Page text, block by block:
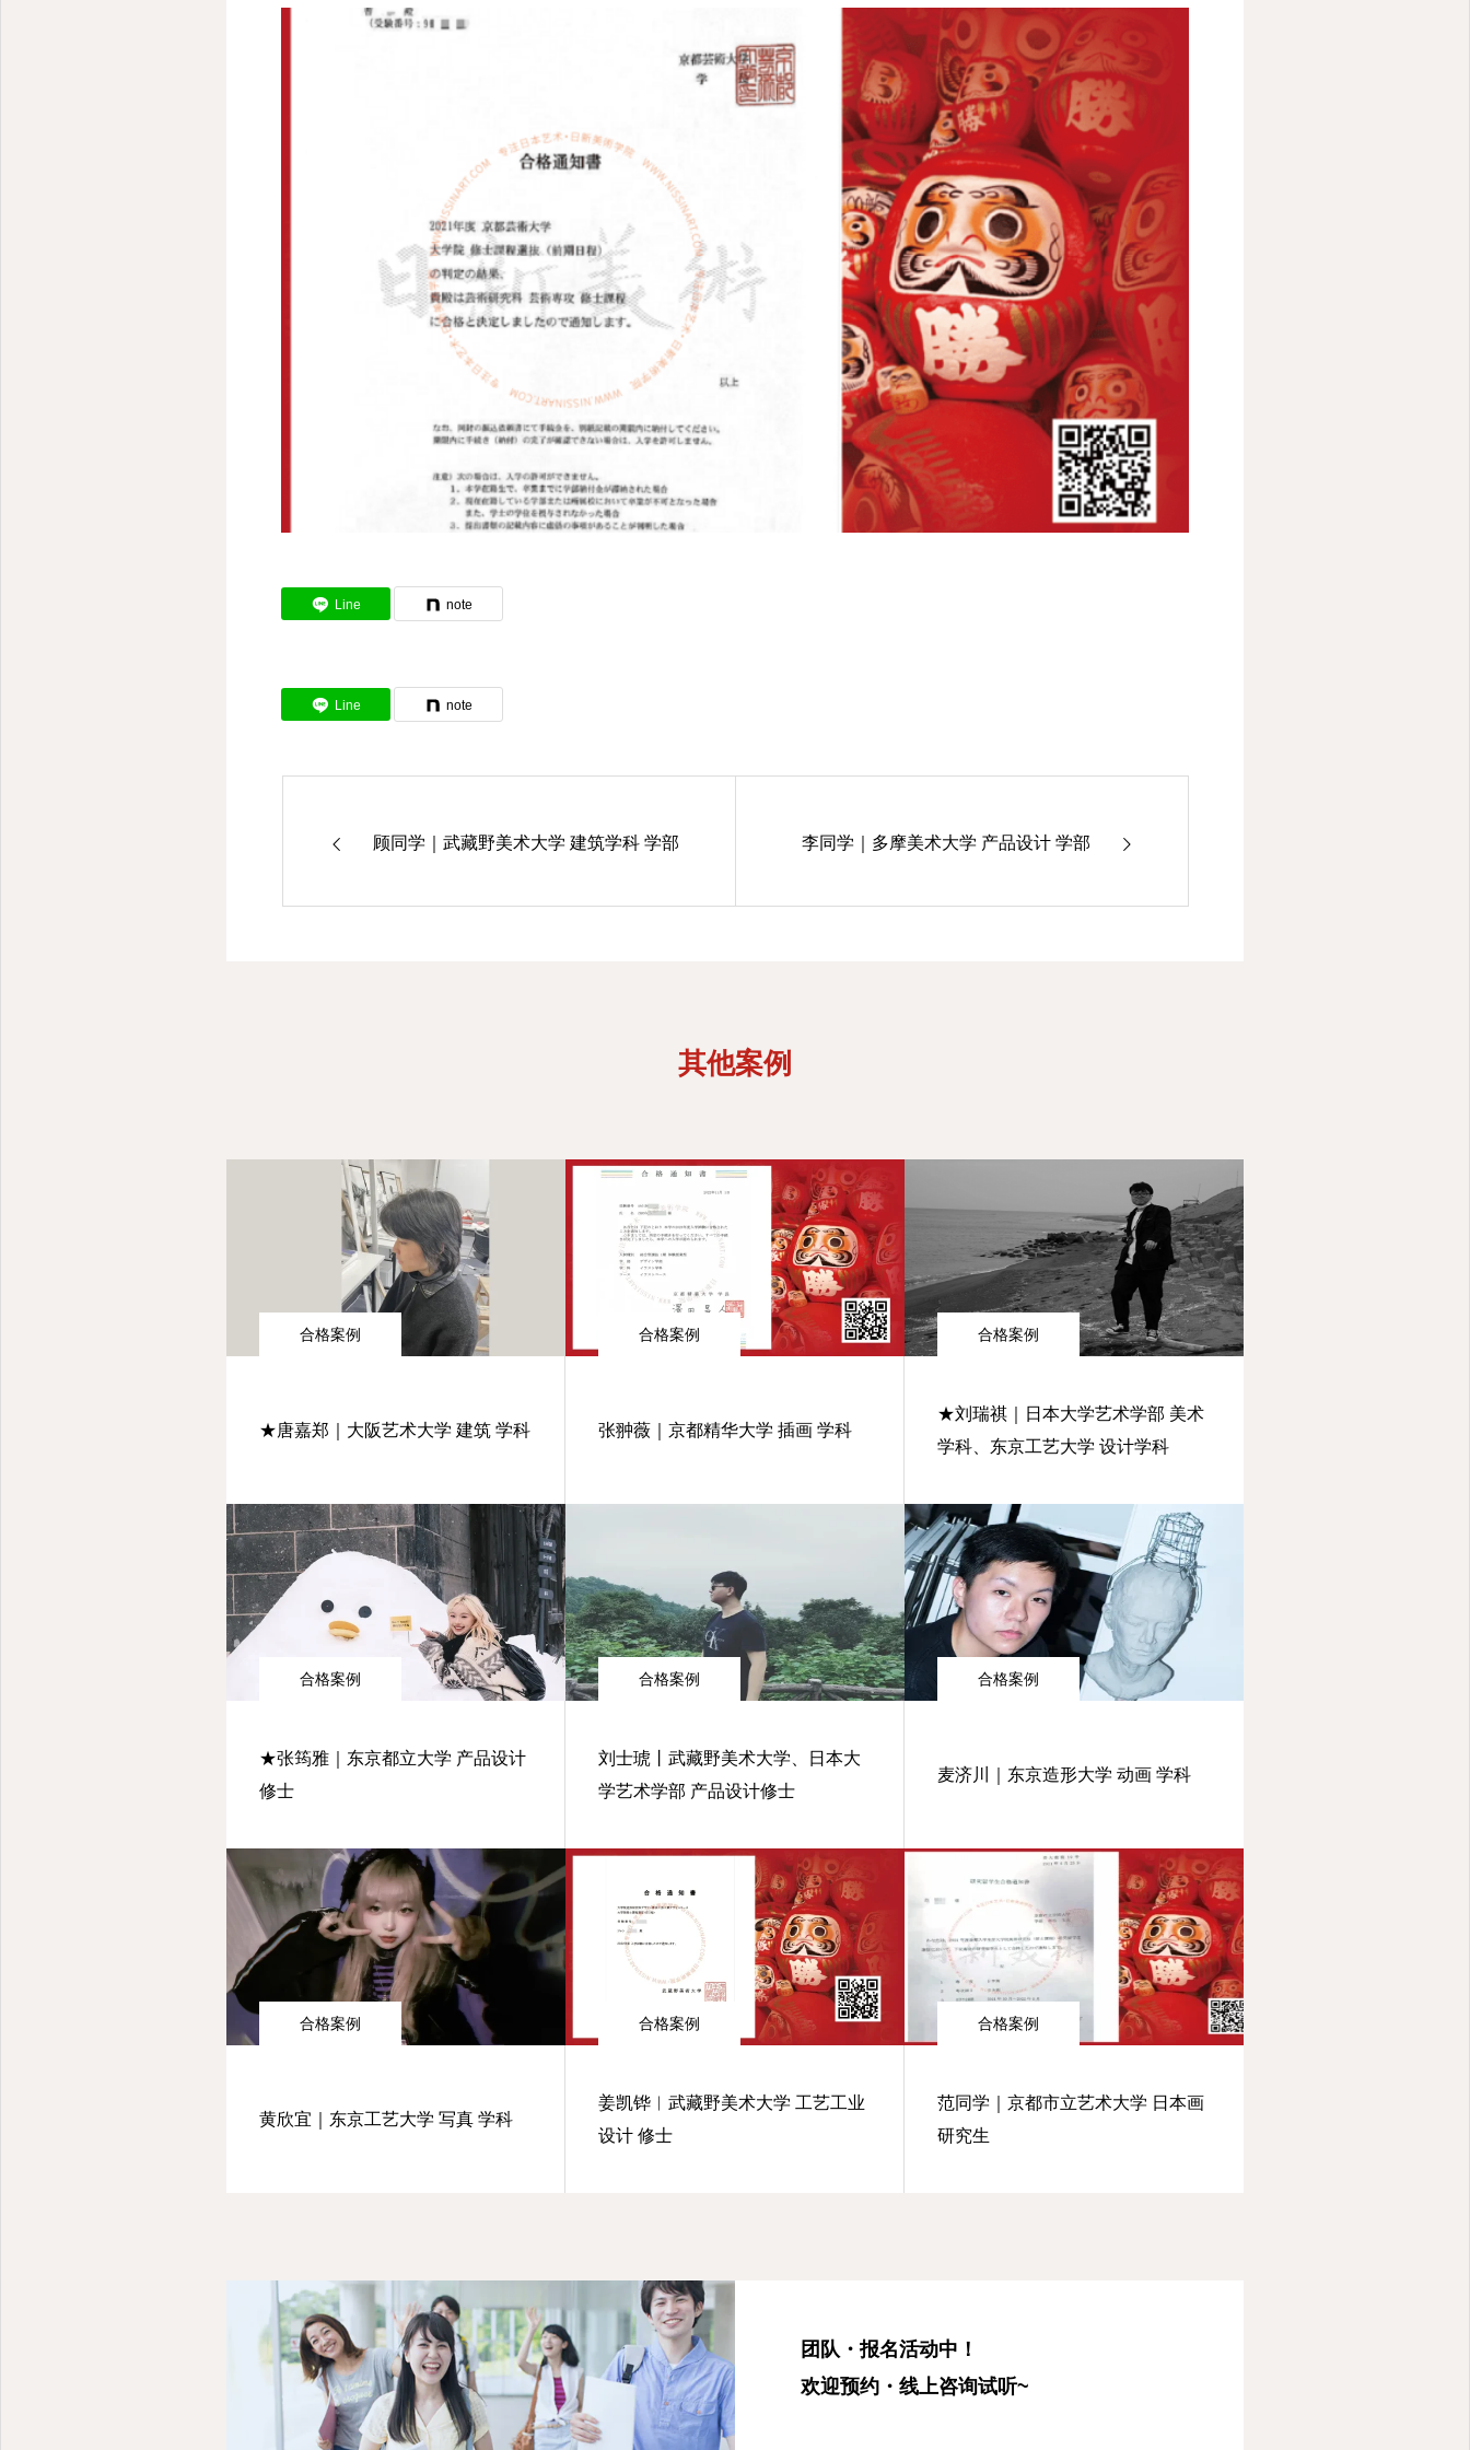
Line note
Line note
顾同学｜武藏野美术大学 建筑学科 学部 李同学｜多摩美术大学 产品设计 学部
其他案例
合格案例
★唐嘉郑｜大阪艺术大学 建筑 学科
合格案例
张翀薇｜京都精华大学 插画 学科
合格案例
★刘瑞祺｜日本大学艺术学部 美术
学科、东京工艺大学 设计学科
合格案例
★张筠雅｜东京都立大学 产品设计
修士
合格案例
刘士琥丨武藏野美术大学、日本大
学艺术学部 产品设计修士
合格案例
麦济川｜东京造形大学 动画 学科
合格案例
黄欣宜｜东京工艺大学 写真 学科
合格案例
姜凯铧︱武藏野美术大学 工艺工业
设计 修士
合格案例
范同学｜京都市立艺术大学 日本画
研究生
团队・报名活动中！
欢迎预约・线上咨询试听~